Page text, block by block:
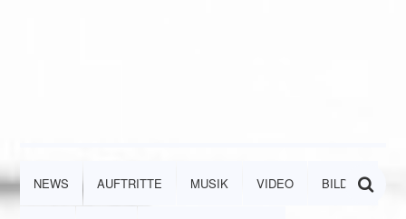
NEWS AUFTRITTE MUSIK VIDEO BILDER